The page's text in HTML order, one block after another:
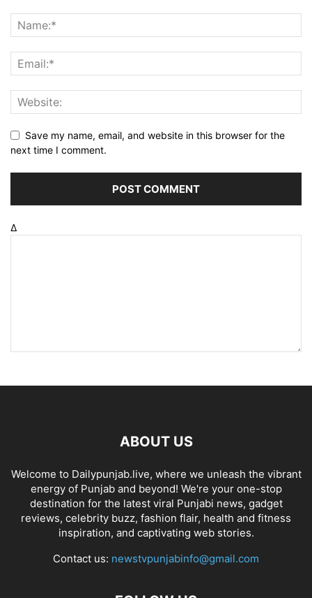
Save my name, email, and website in this browser for the
next time I comment.
Δ
ABOUT US
Welcome to Dailypunjab.live, where we unleash the vibrant
energy of Punjab and beyond! We're your one-stop
destination for the latest viral Punjabi news, gadget
reviews, celebrity buzz, fashion flair, health and fitness
inspiration, and captivating web stories.
Contact us: newstvpunjabinfo@gmail.com